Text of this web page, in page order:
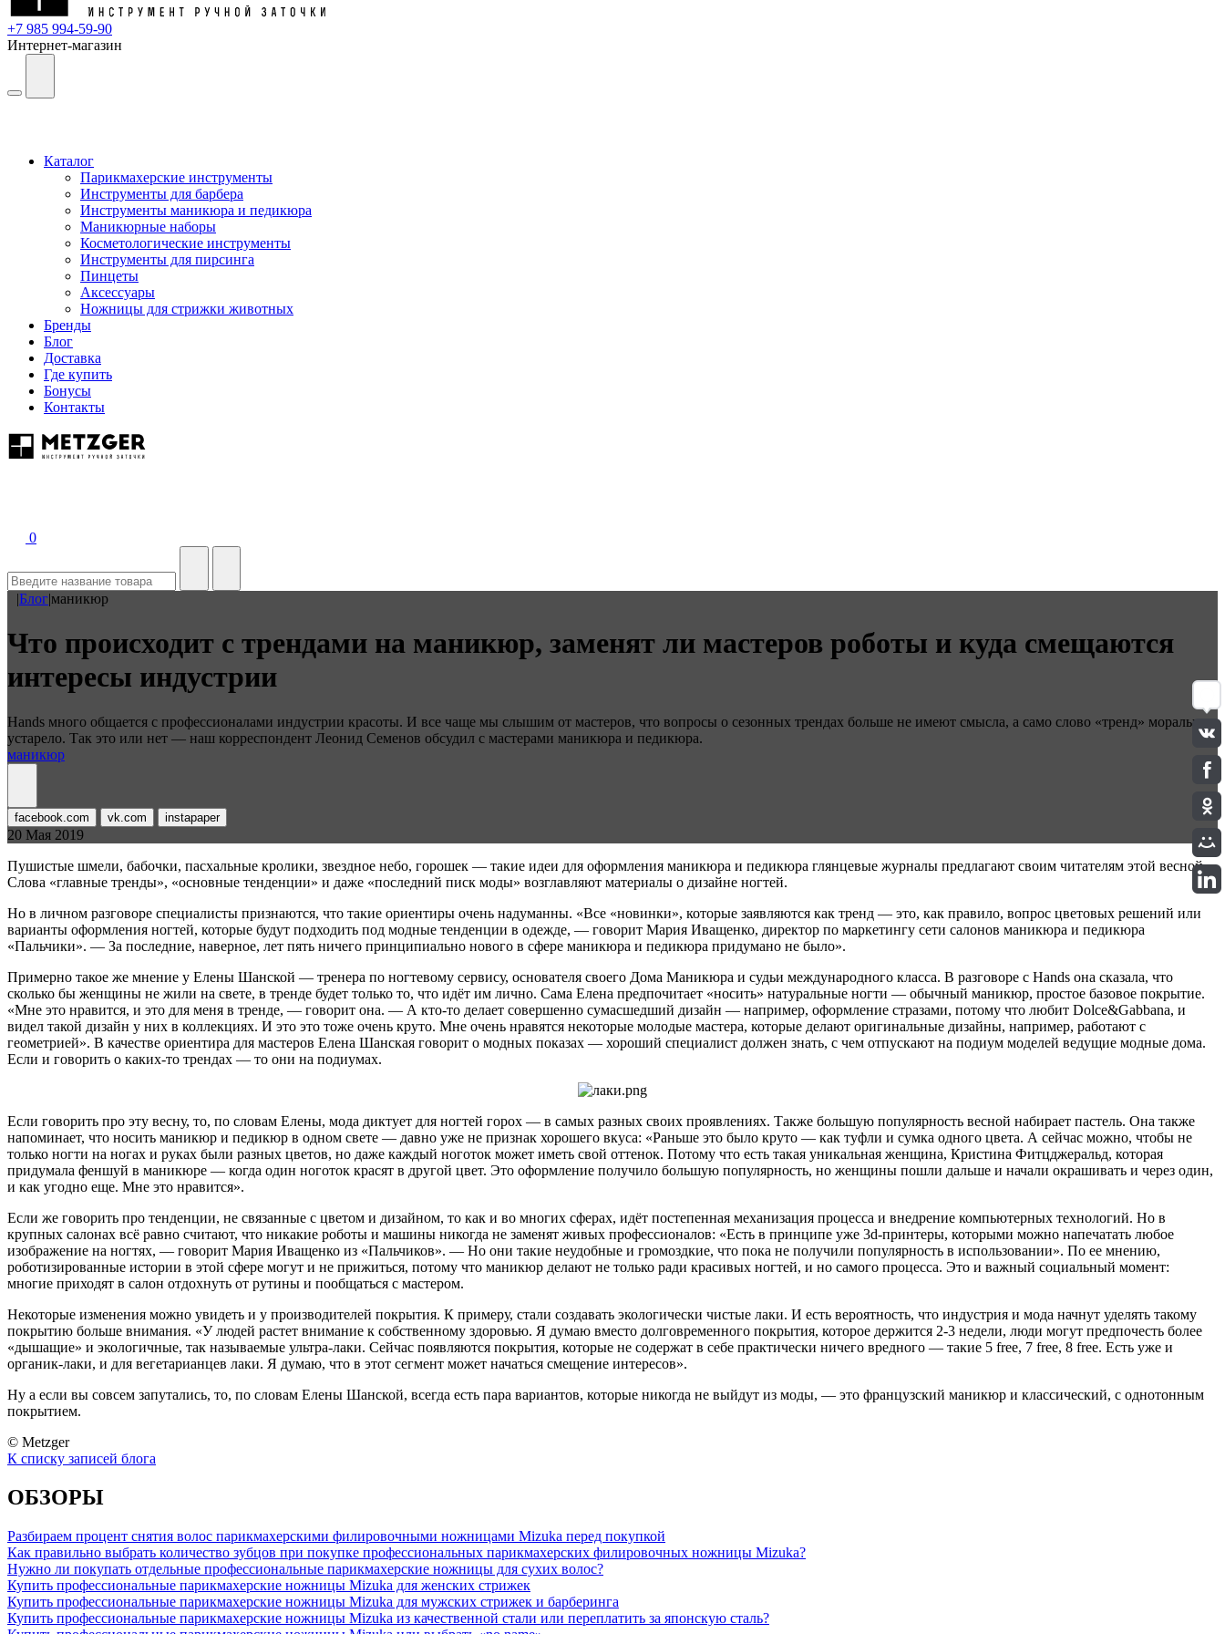
+7 985 994-59-90
Интернет-магазин
Каталог
Парикмахерские инструменты
Инструменты для барбера
Инструменты маникюра и педикюра
Маникюрные наборы
Косметологические инструменты
Инструменты для пирсинга
Пинцеты
Аксессуары
Ножницы для стрижки животных
Бренды
Блог
Доставка
Где купить
Бонусы
Контакты
0
|Блог|маникюр
Что происходит с трендами на маникюр, заменят ли мастеров роботы и куда смещаются
интересы индустрии
Hands много общается с профессионалами индустрии красоты. И все чаще мы слышим от мастеров, что вопросы о сезонных трендах больше не имеют смысла, а само слово «тренд» морально
устарело. Так это или нет — наш корреспондент Леонид Семенов обсудил с мастерами маникюра и педикюра.
маникюр
facebook.com vk.com instapaper
20 Мая 2019
Пушистые шмели, бабочки, пасхальные кролики, звездное небо, горошек — такие идеи для оформления маникюра и педикюра глянцевые журналы предлагают своим читателям этой весной.
Слова «главные тренды», «основные тенденции» и даже «последний писк моды» возглавляют материалы о дизайне ногтей.
Но в личном разговоре специалисты признаются, что такие ориентиры очень надуманны. «Все «новинки», которые заявляются как тренд — это, как правило, вопрос цветовых решений или
варианты оформления ногтей, которые будут подходить под модные тенденции в одежде, — говорит Мария Иващенко, директор по маркетингу сети салонов маникюра и педикюра
«Пальчики». — За последние, наверное, лет пять ничего принципиально нового в сфере маникюра и педикюра придумано не было».
Примерно такое же мнение у Елены Шанской — тренера по ногтевому сервису, основателя своего Дома Маникюра и судьи международного класса. В разговоре с Hands она сказала, что
сколько бы женщины не жили на свете, в тренде будет только то, что идёт им лично. Сама Елена предпочитает «носить» натуральные ногти — обычный маникюр, простое базовое покрытие.
«Мне это нравится, и это для меня в тренде, — говорит она. — А кто-то делает совершенно сумасшедший дизайн — например, оформление стразами, потому что любит Dolce&Gabbana, и
видел такой дизайн у них в коллекциях. И это это тоже очень круто. Мне очень нравятся некоторые молодые мастера, которые делают оригинальные дизайны, например, работают с
геометрией». В качестве ориентира для мастеров Елена Шанская говорит о модных показах — хороший специалист должен знать, с чем отпускают на подиум моделей ведущие модные дома.
Если и говорить о каких-то трендах — то они на подиумах.
Если говорить про эту весну, то, по словам Елены, мода диктует для ногтей горох — в самых разных своих проявлениях. Также большую популярность весной набирает пастель. Она также
напоминает, что носить маникюр и педикюр в одном свете — давно уже не признак хорошего вкуса: «Раньше это было круто — как туфли и сумка одного цвета. А сейчас можно, чтобы не
только ногти на ногах и руках были разных цветов, но даже каждый ноготок может иметь свой оттенок. Потому что есть такая уникальная женщина, Кристина Фитцджеральд, которая
придумала феншуй в маникюре — когда один ноготок красят в другой цвет. Это оформление получило большую популярность, но женщины пошли дальше и начали окрашивать и через один,
и как угодно еще. Мне это нравится».
Если же говорить про тенденции, не связанные с цветом и дизайном, то как и во многих сферах, идёт постепенная механизация процесса и внедрение компьютерных технологий. Но в
крупных салонах всё равно считают, что никакие роботы и машины никогда не заменят живых профессионалов: «Есть в принципе уже 3d-принтеры, которыми можно напечатать любое
изображение на ногтях, — говорит Мария Иващенко из «Пальчиков». — Но они такие неудобные и громоздкие, что пока не получили популярность в использовании». По ее мнению,
роботизированные истории в этой сфере могут и не прижиться, потому что маникюр делают не только ради красивых ногтей, и но самого процесса. Это и важный социальный момент:
многие приходят в салон отдохнуть от рутины и пообщаться с мастером.
Некоторые изменения можно увидеть и у производителей покрытия. К примеру, стали создавать экологически чистые лаки. И есть вероятность, что индустрия и мода начнут уделять такому
покрытию больше внимания. «У людей растет внимание к собственному здоровью. Я думаю вместо долговременного покрытия, которое держится 2-3 недели, люди могут предпочесть более
«дышащие» и экологичные, так называемые ультра-лаки. Сейчас появляются покрытия, которые не содержат в себе практически ничего вредного — такие 5 free, 7 free, 8 free. Есть уже и
органик-лаки, и для вегетарианцев лаки. Я думаю, что в этот сегмент может начаться смещение интересов».
Ну а если вы совсем запутались, то, по словам Елены Шанской, всегда есть пара вариантов, которые никогда не выйдут из моды, — это французский маникюр и классический, с однотонным
покрытием.
© Metzger
К списку записей блога
ОБЗОРЫ
Разбираем процент снятия волос парикмахерскими филировочными ножницами Mizuka перед покупкой
Как правильно выбрать количество зубцов при покупке профессиональных парикмахерских филировочных ножницы Mizuka?
Нужно ли покупать отдельные профессиональные парикмахерские ножницы для сухих волос?
Купить профессиональные парикмахерские ножницы Mizuka для женских стрижек
Купить профессиональные парикмахерские ножницы Mizuka для мужских стрижек и барберинга
Купить профессиональные парикмахерские ножницы Mizuka из качественной стали или переплатить за японскую сталь?